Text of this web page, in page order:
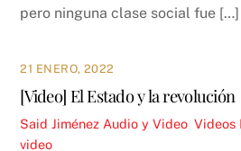
pero ninguna clase social fue […]
21 ENERO, 2022
[Video] El Estado y la revolución
Said Jiménez Audio y Video ,Videos
video